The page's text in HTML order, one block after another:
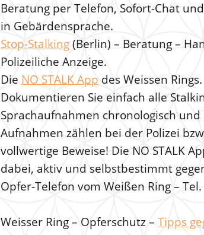
Beratung per Telefon, Sofort-Chat
in Gebärdensprache.
Stop-Stalking(Berlin) – Beratung –
Polizeiliche Anzeige.
Die NO STALK App des Weissen Rings.
Dokumentieren Sie einfach alle
Sprachaufnahmen chronologisch
Aufnahmen zählen bei der Polizei
vollwertige Beweise! Die NO STALK
dabei, aktiv und selbstbestimmt
Opfer-Telefon vom Weißen Ring –
Weisser Ring – Opferschutz – Tipps